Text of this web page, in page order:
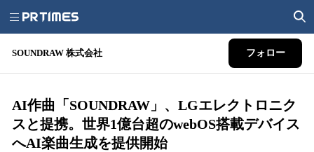
SOUNDRAW 株式会社 フォロー
AI作曲「SOUNDRAW」、LGエレクトロニク
スと提携。世界1億台超のwebOS搭載デバイス
へAI楽曲生成を提供開始